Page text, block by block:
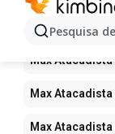
Pesquisa
para este
Mais
Max Atacadista
Max Atacadista
Max Atacadista